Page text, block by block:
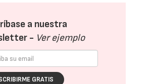
a nuestra
- Ver ejemplo
GRATIS